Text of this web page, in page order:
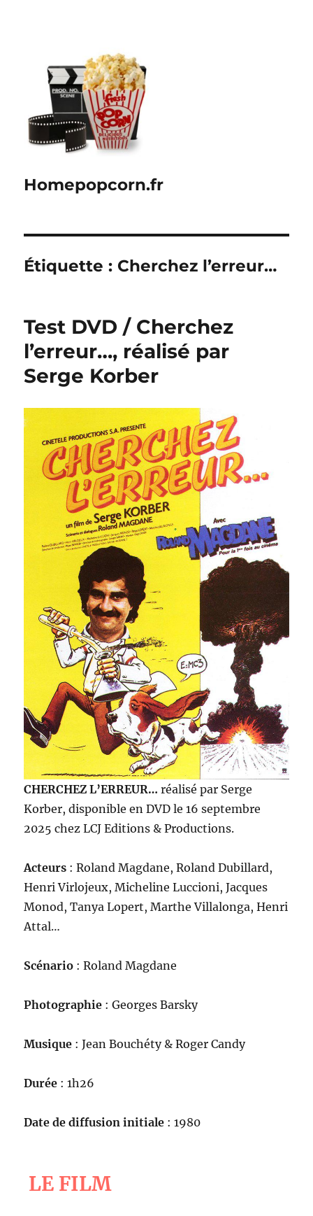
Homepopcorn.fr
Étiquette : Cherchez l’erreur…
Test DVD / Cherchez
l’erreur…, réalisé par
Serge Korber
CHERCHEZ L’ERREUR…réalisé par Serge
Korber, disponible en DVD le 16 septembre
2025 chez LCJ Editions & Productions.
Acteurs : Roland Magdane, Roland Dubillard,
Henri Virlojeux, Micheline Luccioni, Jacques
Monod, Tanya Lopert, Marthe Villalonga, Henri
Attal…
Scénario : Roland Magdane
Photographie : Georges Barsky
Musique : Jean Bouchéty & Roger Candy
Durée : 1h26
Date de diffusion initiale : 1980
LE FILM